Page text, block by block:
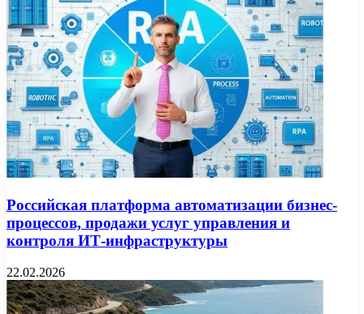
Российская платформа автоматизации бизнес-
процессов, продажи услуг управления и
контроля ИТ-инфраструктуры
22.02.2026